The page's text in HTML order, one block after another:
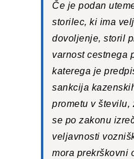
Če je podan
storilec, ki ima
dovoljenje, storil
varnost cestnega
katerega je
sankcija
prometu v številu,
se po zakonu
veljavnosti
mora prekrškovni